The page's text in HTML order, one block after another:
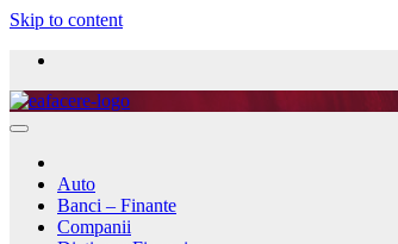
Skip to content
Auto
Banci – Finante
Companii